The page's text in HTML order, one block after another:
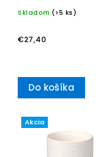
Skladom (>5 ks)
€27,40
Do košíka
Akcia